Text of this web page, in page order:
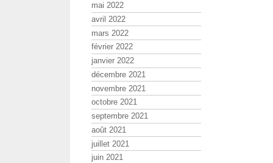
mai 2022
avril 2022
mars 2022
février 2022
janvier 2022
décembre 2021
novembre 2021
octobre 2021
septembre 2021
août 2021
juillet 2021
juin 2021